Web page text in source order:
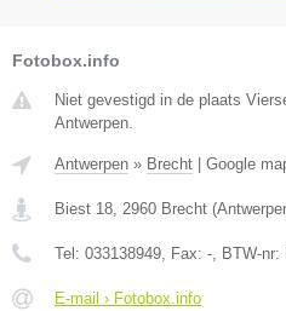
Fotobox.info
Niet gevestigd in de plaats
Antwerpen.
Antwerpen » Brecht Google
Biest 18 2960 Brecht (
Tel: 033138949 , Fax: - , BTW-nr:
E-mail › Fotobox.info